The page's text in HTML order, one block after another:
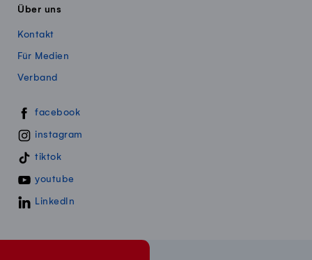
Über uns
Kontakt
Für Medien
Verband
Swissmillk auf Social Media
facebook
instagram
tiktok
youtube
LinkedIn